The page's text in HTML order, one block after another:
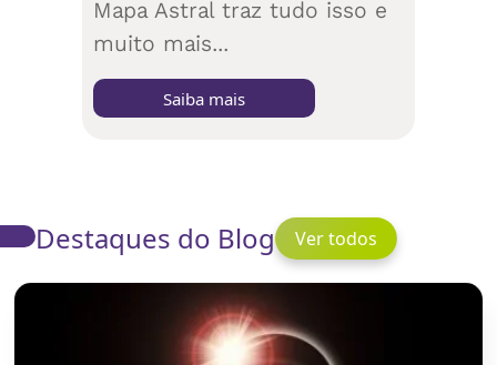
Mapa Astral traz tudo isso e
muito mais...
Saiba mais
Destaques do Blog Ver todos